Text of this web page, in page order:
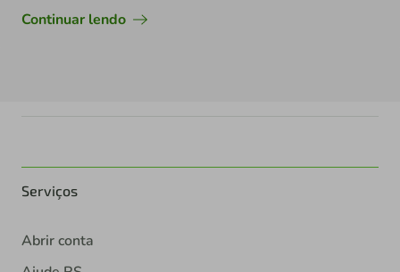
Continuar lendo
Serviços
Abrir conta